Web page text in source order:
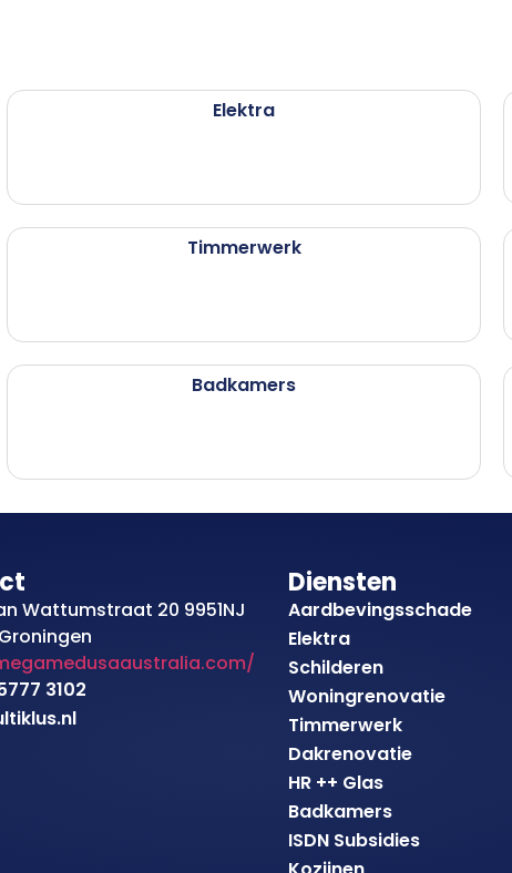
Elektra
Timmerwerk
Badkamers
Diensten
Aardbevingsschade
Elektra
Schilderen
Woningrenovatie
Timmerwerk
Dakrenovatie
HR ++ Glas
Badkamers
ISDN Subsidies
Wattumstraat 20 9951NJ
3102